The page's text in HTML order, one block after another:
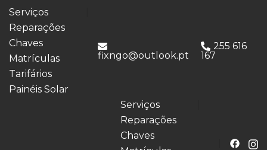
Serviços
Reparações
Chaves
Matrículas
Tarifários
Painéis Solar
fixngo@outlook.pt
255 616
167
Serviços
Reparações
Chaves